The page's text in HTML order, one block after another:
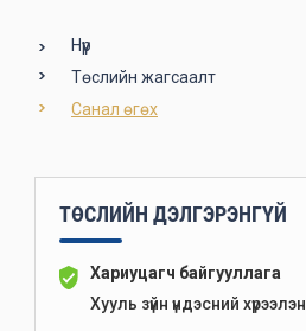
Нүүр
Төслийн жагсаалт
Санал өгөх
ТӨСЛИЙН ДЭЛГЭРЭНГҮЙ
Хариуцагч байгууллага
Хууль зүйн үндэсний хүрээлэн